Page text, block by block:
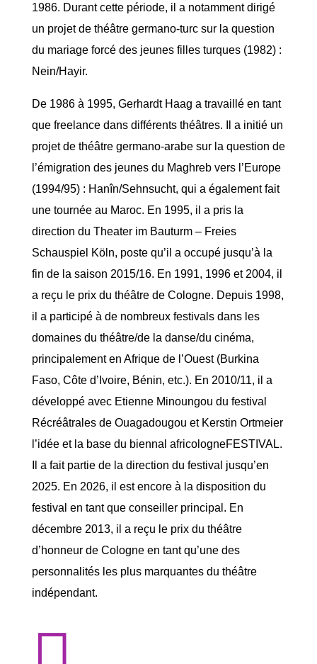
1986. Durant cette période, il a notamment dirigé
un projet de théâtre germano-turc sur la question
du mariage forcé des jeunes filles turques (1982) :
Nein/Hayir.
De 1986 à 1995, Gerhardt Haag a travaillé en tant
que freelance dans différents théâtres. Il a initié un
projet de théâtre germano-arabe sur la question de
l’émigration des jeunes du Maghreb vers l’Europe
(1994/95) : Hanîn/Sehnsucht, qui a également fait
une tournée au Maroc. En 1995, il a pris la
direction du Theater im Bauturm – Freies
Schauspiel Köln, poste qu’il a occupé jusqu’à la
fin de la saison 2015/16. En 1991, 1996 et 2004, il
a reçu le prix du théâtre de Cologne. Depuis 1998,
il a participé à de nombreux festivals dans les
domaines du théâtre/de la danse/du cinéma,
principalement en Afrique de l’Ouest (Burkina
Faso, Côte d’Ivoire, Bénin, etc.). En 2010/11, il a
développé avec Etienne Minoungou du festival
Récréâtrales de Ouagadougou et Kerstin Ortmeier
l’idée et la base du biennal africologneFESTIVAL.
Il a fait partie de la direction du festival jusqu’en
2025. En 2026, il est encore à la disposition du
festival en tant que conseiller principal. En
décembre 2013, il a reçu le prix du théâtre
d’honneur de Cologne en tant qu’une des
personnalités les plus marquantes du théâtre
indépendant.